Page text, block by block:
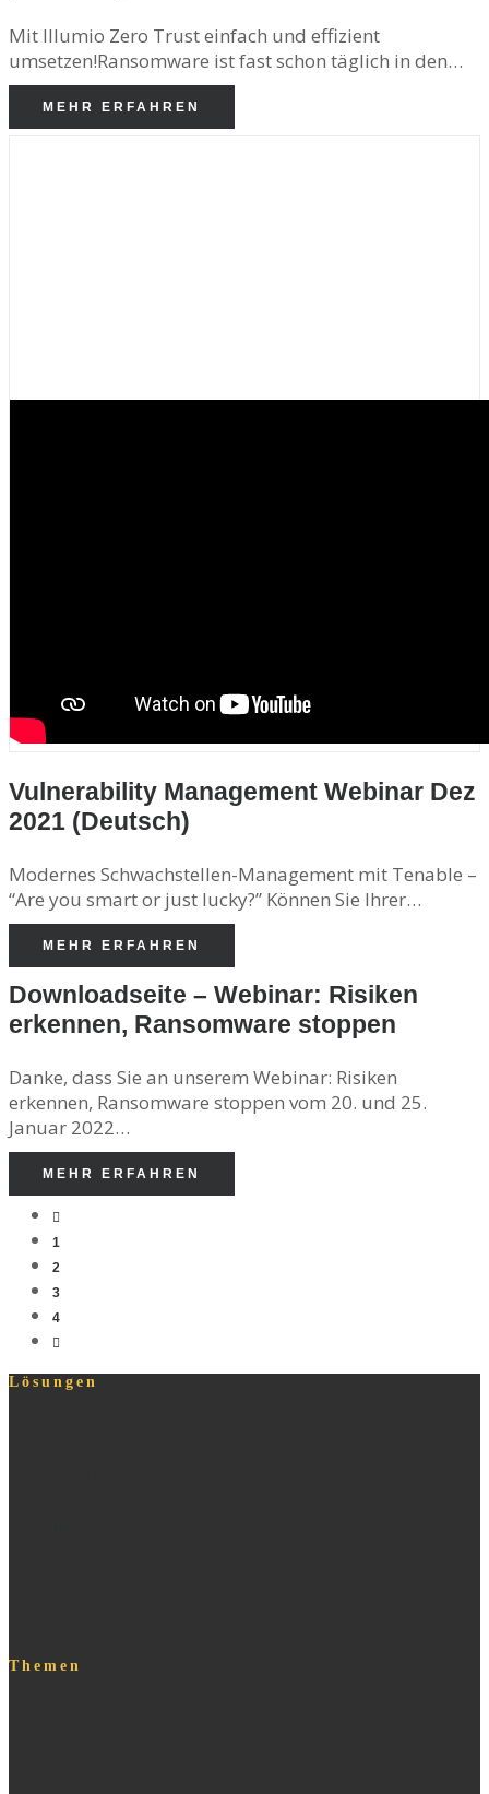
Mit Illumio Zero Trust einfach und effizient
umsetzen!Ransomware ist fast schon täglich in den…
MEHR ERFAHREN
Vulnerability Management Webinar Dez
2021 (Deutsch)
Modernes Schwachstellen-Management mit Tenable –
“Are you smart or just lucky?” Können Sie Ihrer…
MEHR ERFAHREN
Downloadseite – Webinar: Risiken
erkennen, Ransomware stoppen
Danke, dass Sie an unserem Webinar: Risiken
erkennen, Ransomware stoppen vom 20. und 25.
Januar 2022…
MEHR ERFAHREN
1
2
3
4
Lösungen
Themen